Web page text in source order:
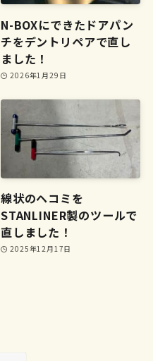
N-BOXにできたドアパン
チをデントリペアで直し
ました！
2026年1月29日
線状のヘコミを
STANLINER製のツールで
直しました！
2025年12月17日